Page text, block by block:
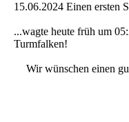
15.06.2024 Einen ersten
...wagte heute früh um
Turmfalken!
Wir wünschen einen